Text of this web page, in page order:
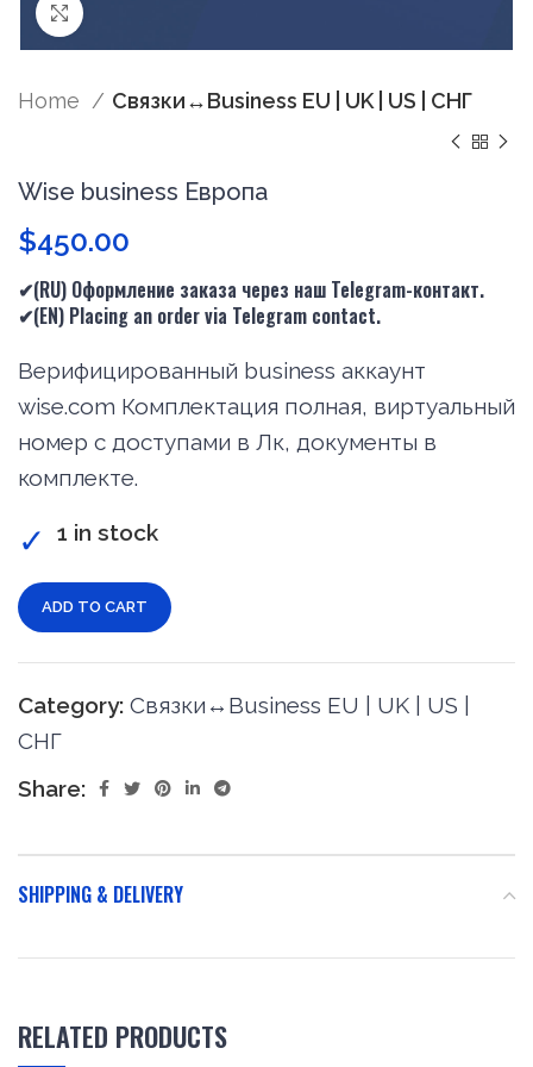
Home Связки↔Business EU | UK | US | СНГ
Wise business Европа
$450.00
✔(RU) Оформление заказа через наш Telegram-контакт.
✔(EN) Placing an order via Telegram contact.
Верифицированный business аккаунт
wise.com Комплектация полная, виртуальный
номер с доступами в Лк, документы в
комплекте.
1 in stock
ADD TO CART
Category: Связки↔Business EU | UK | US |
СНГ
Share:
SHIPPING & DELIVERY
RELATED PRODUCTS